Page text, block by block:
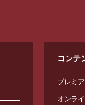
コンテ
プレミ
オンラ